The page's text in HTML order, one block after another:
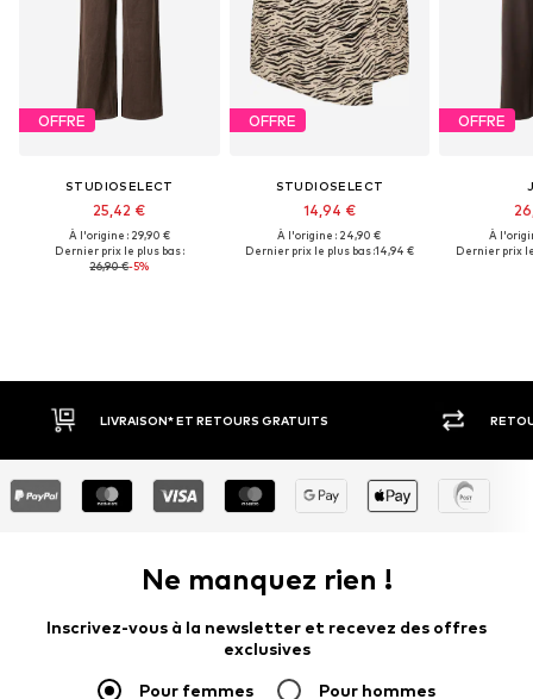
OFFRE
STUDIOSELECT
25,42 €
À l'origine : 29,90 €
Dernier prix le plus bas :
26,90 €-5%
OFFRE
STUDIOSELECT
14,94 €
À l'origine : 24,90 €
Dernier prix le plus bas :14,94 €
OFFRE
À
Dernier prix
RETOUR SOUS 30 JOURS LARGE
Ne manquez rien !
Inscrivez-vous à la newsletter et recevez des offres
exclusives
Pour femmes Pour hommes